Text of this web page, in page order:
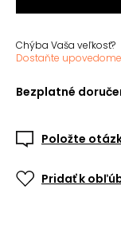
Chýba Vaša veľkosť?
Dostaňte
Bezplatné
Položte
Pridať k